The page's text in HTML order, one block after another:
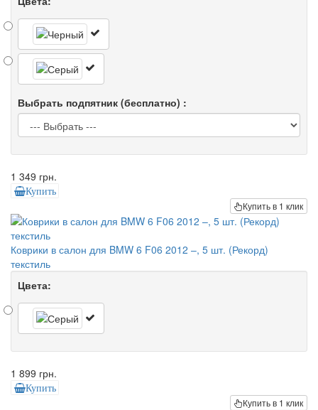
Выбрать подпятник (бесплатно) :
1 349 грн.
Купить
Купить в 1 клик
Коврики в салон для BMW 6 F06 2012 –, 5 шт. (Рекорд)
текстиль
Цвета:
1 899 грн.
Купить
Купить в 1 клик